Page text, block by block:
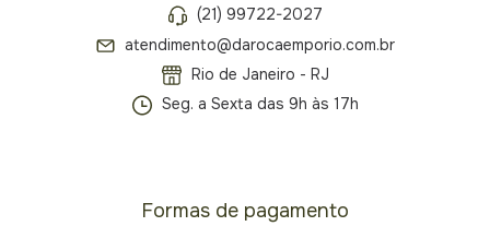
(21) 99722-2027
atendimento@darocaemporio.com.br
Rio de Janeiro - RJ
Seg. a Sexta das 9h às 17h
Formas de pagamento